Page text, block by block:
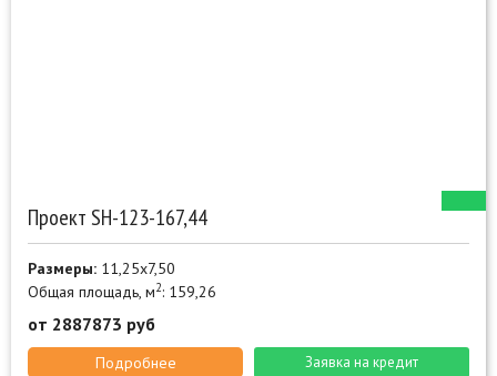
Проект SН-123-167,44
Размеры: 11,25х7,50
Общая площадь, м2: 159,26
от 2887873 руб
Подробнее Заявка на кредит